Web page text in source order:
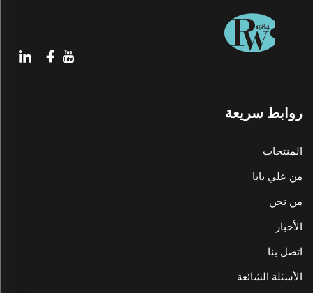
روابط سريعة
المنتجات
من علي بابا
من نحن
الأخبار
اتصل بنا
الأسئلة الشائعة